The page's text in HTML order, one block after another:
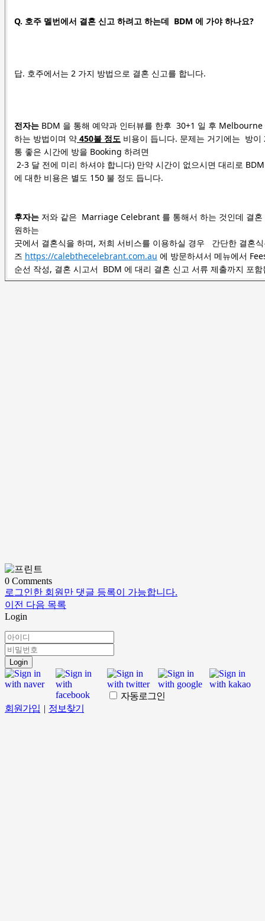
Q. 호주 멜번에서 결혼 신고 하려고 하는데 BDM 에 가야 하나요?
답. 호주에서는 2 가지 방법으로 결혼 신고를 합니다.
전자는 BDM 을 통해 예약과 인터뷰를 한후 30+1 일 후
하는 방법이며 약 450불 정도 비용이 듭니다. 문제는 거기에는 방
통 좋은 시간에 방을 Booking 하려면
2-3 달 전에 미리 하셔야 합니다) 만약 시간이 없으시면 대리로
에 대한 비용은 별도 150 불 정도 듭니다.
후자는 저와 같은 Marriage Celebrant 를 통해서 하는 것인데 결
원하는
곳에서 결혼식을 하며, 저희 서비스를 이용하실 경우 간단한 결혼
즈 https://calebthecelebrant.com.au 에 방문하셔서 메뉴에서
순선 작성, 결혼 시고서 BDM 에 대리 결혼 신고 서류 제출까지 포함
0 Comments
로그인한 회원만 댓글 등록이 가능합니다.
이전 다음 목록
Login
Login
자동로그인
회원가입 | 정보찾기